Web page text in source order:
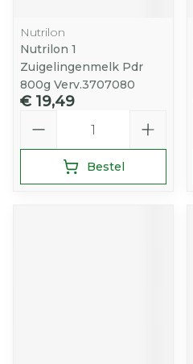
Nutrilon
Nutrilon 1
Zuigelingenmelk Pdr
800g Verv.3707080
€ 19,49
Bestel